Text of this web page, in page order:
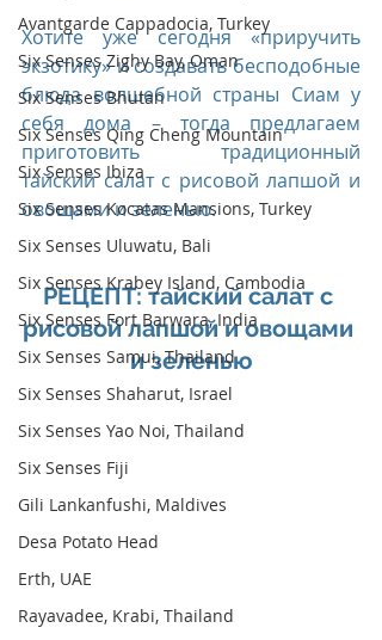
Avantgarde Cappadocia, Turkey
Six Senses Zighy Bay, Oman
Six Senses Bhutan
Six Senses Qing Cheng Mountain
Six Senses Ibiza
Six Senses Kocatas Mansions, Turkey
Six Senses Uluwatu, Bali
Six Senses Krabey Island, Cambodia
Six Senses Fort Barwara, India
Six Senses Samui, Thailand
Six Senses Shaharut, Israel
Six Senses Yao Noi, Thailand
Six Senses Fiji
Gili Lankanfushi, Maldives
Desa Potato Head
Erth, UAE
Rayavadee, Krabi, Thailand
Хотите уже сегодня «приручить
экзотику» и создавать бесподобные
блюда волшебной страны Сиам у
себя дома – тогда предлагаем
приготовить традиционный
тайский салат с рисовой лапшой и
овощами и зеленью.
РЕЦЕПТ: тайский салат с
рисовой лапшой и овощами
и зеленью